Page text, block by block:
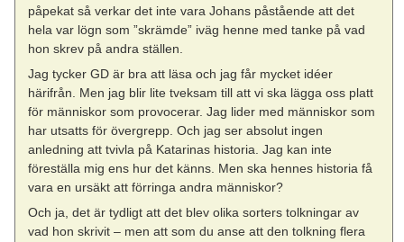
påpekat så verkar det inte vara Johans påstående att det
hela var lögn som ”skrämde” iväg henne med tanke på vad
hon skrev på andra ställen.
Jag tycker GD är bra att läsa och jag får mycket idéer
härifrån. Men jag blir lite tveksam till att vi ska lägga oss platt
för människor som provocerar. Jag lider med människor som
har utsatts för övergrepp. Och jag ser absolut ingen
anledning att tvivla på Katarinas historia. Jag kan inte
föreställa mig ens hur det känns. Men ska hennes historia få
vara en ursäkt att förringa andra människor?
Och ja, det är tydligt att det blev olika sorters tolkningar av
vad hon skrivit – men att som du anse att den tolkning flera